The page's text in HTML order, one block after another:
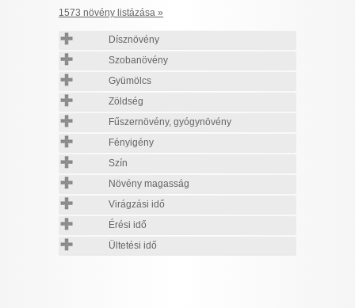
1573 növény listázása »
Dísznövény
Szobanövény
Gyümölcs
Zöldség
Fűszernövény, gyógynövény
Fényigény
Szín
Növény magasság
Virágzási idő
Érési idő
Ültetési idő